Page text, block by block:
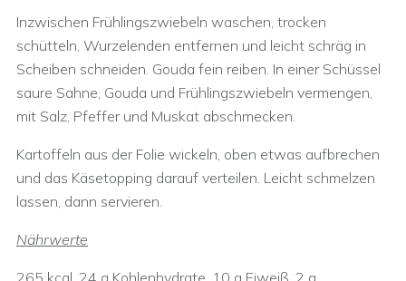
Inzwischen Frühlingszwiebeln waschen, trocken
schütteln, Wurzelenden entfernen und leicht schräg in
Scheiben schneiden. Gouda fein reiben. In einer Schüssel
saure Sahne, Gouda und Frühlingszwiebeln vermengen,
mit Salz, Pfeffer und Muskat abschmecken.
Kartoffeln aus der Folie wickeln, oben etwas aufbrechen
und das Käsetopping darauf verteilen. Leicht schmelzen
lassen, dann servieren.
Nährwerte
265 kcal, 24 g Kohlenhydrate, 10 g Eiweiß, 2 g